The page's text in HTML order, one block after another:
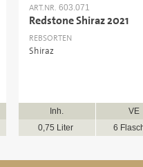
ART.NR. 603.071
Redstone Shiraz 2021
REBSORTEN
Shiraz
Inh.
VE
0,75 Liter
6